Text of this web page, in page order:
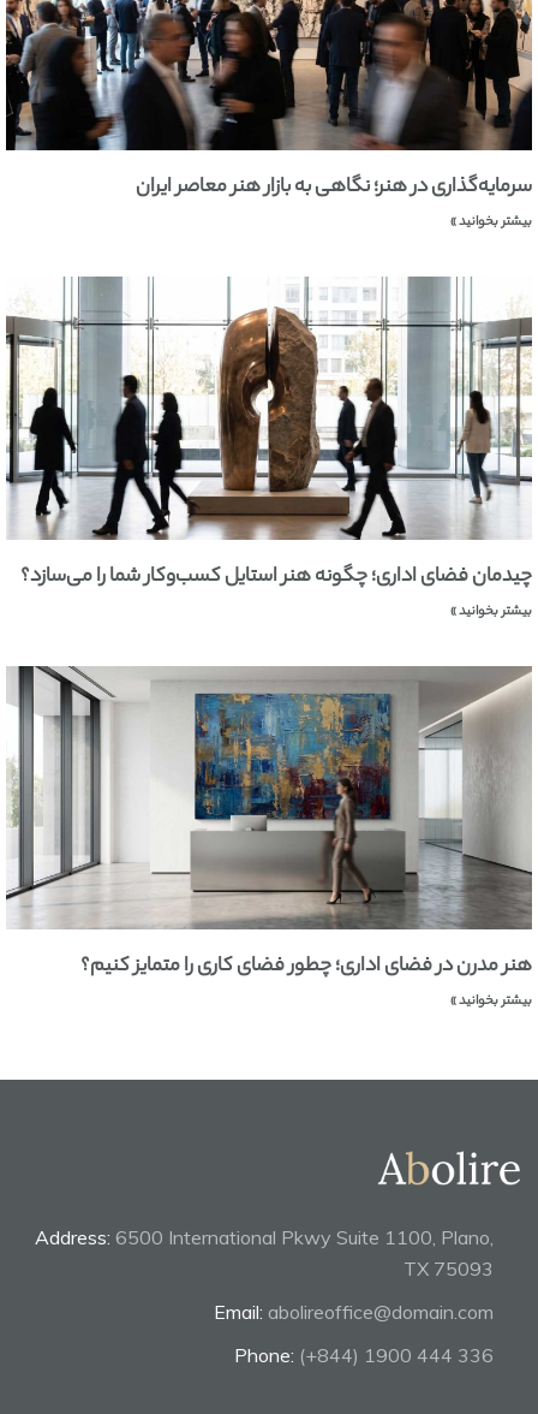
سرمایه‌گذاری در هنر؛ نگاهی به بازار هنر معاصر ایران
بیشتر بخوانید »
چیدمان فضای اداری؛ چگونه هنر استایل کسب‌وکار شما را می‌سازد؟
بیشتر بخوانید »
هنر مدرن در فضای اداری؛ چطور فضای کاری را متمایز کنیم؟
بیشتر بخوانید »
Address: 6500 International Pkwy Suite 1100, Plano,
TX 75093
Email: abolireoffice@domain.com
Phone: (+844) 1900 444 336